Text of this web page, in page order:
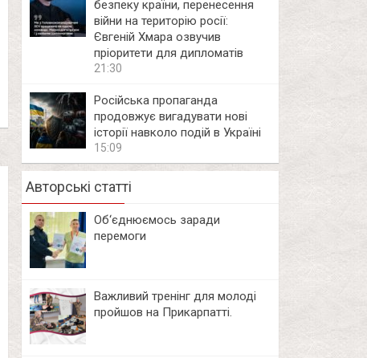
безпеку країни, перенесення
війни на територію росії:
Євгеній Хмара озвучив
пріоритети для дипломатів
21:30
Російська пропаганда
продовжує вигадувати нові
історії навколо подій в Україні
15:09
Авторські статті
Об‘єднюємось заради
перемоги
Важливий тренінг для молоді
пройшов на Прикарпатті.